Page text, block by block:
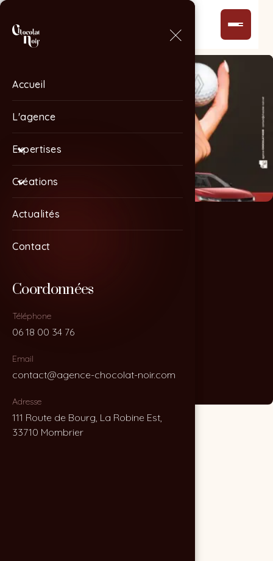
Accueil
L'agence
Expertises
Créations
Actualités
Contact
Coordonnées
Téléphone
06 18 00 34 76
Email
contact@agence-chocolat-noir.com
Adresse
111 Route de Bourg, La Robine Est,
33710 Mombrier
Accueil
L'agence
Expertises
Créations
Actualités
Contact
Coordonnées
Téléphone
06 18 00 34 76
Email
contact@agence-chocolat-noir.com
Adresse
111 Route de Bourg, La Robine Est,
33710 Mombrier